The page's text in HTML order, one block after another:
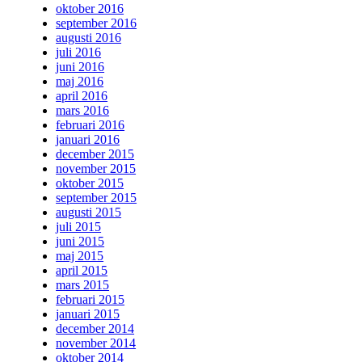
oktober 2016
september 2016
augusti 2016
juli 2016
juni 2016
maj 2016
april 2016
mars 2016
februari 2016
januari 2016
december 2015
november 2015
oktober 2015
september 2015
augusti 2015
juli 2015
juni 2015
maj 2015
april 2015
mars 2015
februari 2015
januari 2015
december 2014
november 2014
oktober 2014